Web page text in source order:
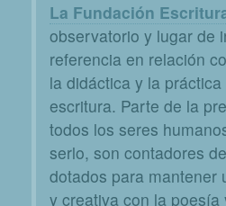
La Fundación
observatorio y lugar de
referencia en relación
la didáctica y la
escritura. Parte de la
todos los seres
serlo, son contadores
dotados para mantener
y creativa con la poesía